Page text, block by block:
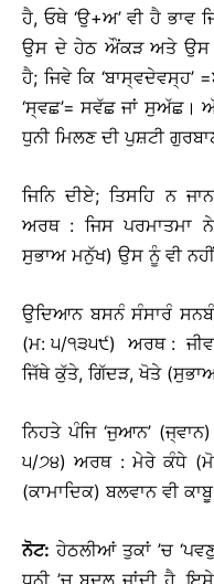
ਹੈ, ਓਥੇ ‘ਉ+ਅ’ ਵੀ ਹੈ
ਉਸ ਦੇ ਹੇਠ ਔਂਕੜ ਅਤੇ ਉਸ ਦੇ
ਹੈ; ਜਿਵੇ ਕਿ ‘ਬਾਸ੍ਵਦੇਵਸ੍ਹ’
‘ਸ੍ਵਛ’= ਸਵੱਛ ਜਾਂ
ਧੁਨੀ ਮਿਲਣ ਦੀ ਪੁਸ਼ਟੀ
ਜਿਨਿ ਦੀਏ; ਤਿਸਹਿ ਨ
ਅਰਥ : ਜਿਸ ਪਰਮਾਤਮਾ
ਸੁਭਾਅ ਮਨੁੱਖ) ਉਸ ਨੂੰ ਵੀ
ਉਦਿਆਨ ਬਸਨੰ ਸੰਸਾਰੰ
(ਮ: ੫/੧੩੫੯) ਅਰਥ :
ਜਿੱਥੇ ਕੁੱਤੇ, ਗਿੱਦੜ, ਖੋਤੇ
ਨਿਹਤੇ ਪੰਜਿ ‘ਜੁਆਨ’
੫/੭੪) ਅਰਥ : ਮੇਰੇ ਕੰਧੇ
(ਕਾਮਾਦਿਕ) ਬਲਵਾਨ ਵੀ
ਨੋਟ: ਹੇਠਲੀਆਂ ਤੁਕਾਂ ’ਚ
ਧੁਨੀ ’ਚ ਬਦਲ ਜਾਂਦੀ ਹੈ,